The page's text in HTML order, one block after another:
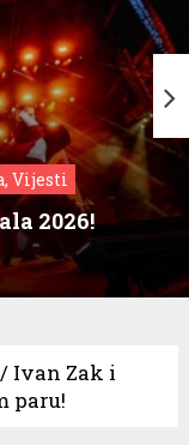
Vijesti
2026!
/ Ivan Zak i
paru!